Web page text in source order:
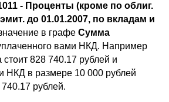
- Проценты (кроме по облиг.
до 01.01.2007, по вкладам и
в графе Сумма
вами НКД. Например
828 740.17 рублей и
НКД в размере 10 000 рублей
рублей.